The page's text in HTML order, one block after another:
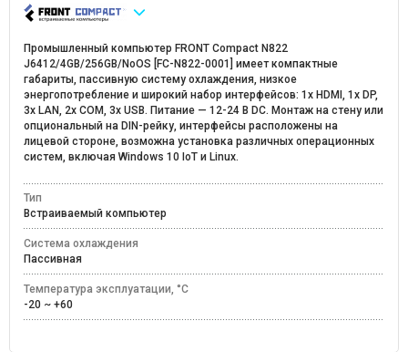
Промышленный компьютер FRONT Compact N822
J6412/4GB/256GB/NoOS [FC-N822-0001] имеет компактные
габариты, пассивную систему охлаждения, низкое
энергопотребление и широкий набор интерфейсов: 1x HDMI, 1x DP,
3x LAN, 2x COM, 3x USB. Питание — 12-24 В DC. Монтаж на стену или
опциональный на DIN-рейку, интерфейсы расположены на
лицевой стороне, возможна установка различных операционных
систем, включая Windows 10 IoT и Linux.
Тип
Встраиваемый компьютер
Система охлаждения
Пассивная
Температура эксплуатации, °C
-20 ~ +60